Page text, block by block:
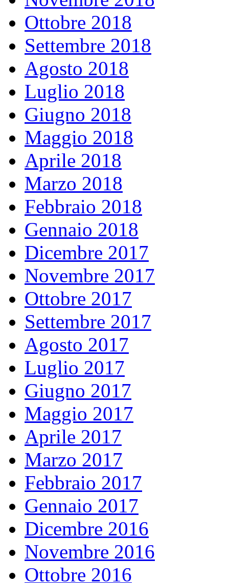
Ottobre 2018
Settembre 2018
Agosto 2018
Luglio 2018
Giugno 2018
Maggio 2018
Aprile 2018
Marzo 2018
Febbraio 2018
Gennaio 2018
Dicembre 2017
Novembre 2017
Ottobre 2017
Settembre 2017
Agosto 2017
Luglio 2017
Giugno 2017
Maggio 2017
Aprile 2017
Marzo 2017
Febbraio 2017
Gennaio 2017
Dicembre 2016
Novembre 2016
Ottobre 2016